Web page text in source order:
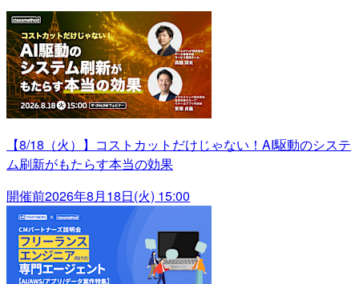
【8/18（火）】コストカットだけじゃない！AI駆動のシステ
ム刷新がもたらす本当の効果
開催前2026年8月18日(火) 15:00